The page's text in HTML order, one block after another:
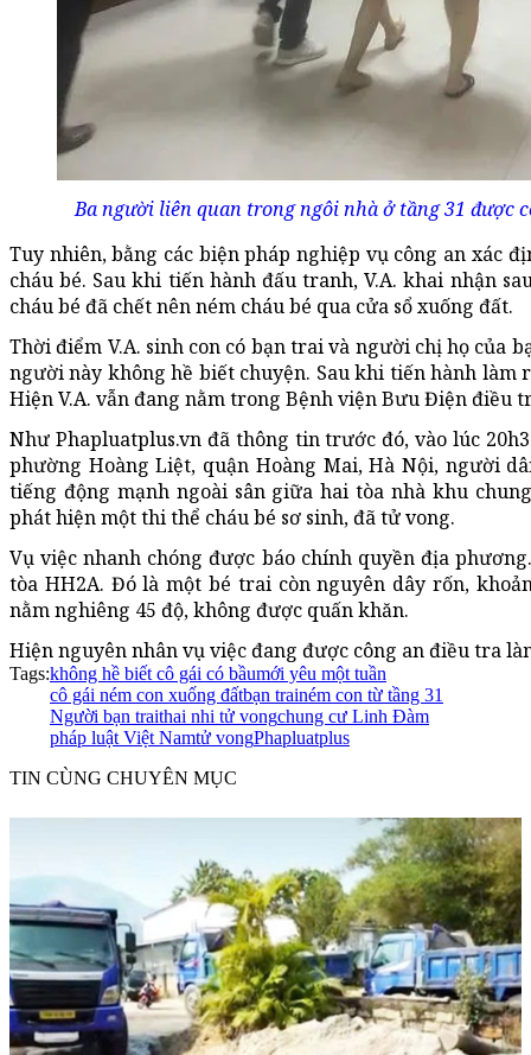
Ba người liên quan trong ngôi nhà ở tầng 31 được
Tuy nhiên, bằng các biện pháp nghiệp vụ công an xác
cháu bé. Sau khi tiến hành đấu tranh, V.A. khai nhận
cháu bé đã chết nên ném cháu bé qua cửa sổ xuống đất.
Thời điểm V.A. sinh con có bạn trai và người chị họ của
người này không hề biết chuyện. Sau khi tiến hành làm
Hiện V.A. vẫn đang nằm trong Bệnh viện Bưu Điện điều
Như Phapluatplus.vn đã thông tin trước đó, vào lúc
phường Hoàng Liệt, quận Hoàng Mai, Hà Nội, người
tiếng động mạnh ngoài sân giữa hai tòa nhà khu
phát hiện một thi thể cháu bé sơ sinh, đã tử vong.
Vụ việc nhanh chóng được báo chính quyền địa
tòa HH2A. Đó là một bé trai còn nguyên dây rốn,
nằm nghiêng 45 độ, không được quấn khăn.
Hiện nguyên nhân vụ việc đang được công an điều tra
Tags:không hề biết cô gái có bầumới yêu một tuần
cô gái ném con xuống đấtbạn trainém con từ tầng 31
Người bạn traithai nhi tử vongchung cư Linh Đàm
pháp luật Việt Namtử vongPhapluatplus
TIN CÙNG CHUYÊN MỤC